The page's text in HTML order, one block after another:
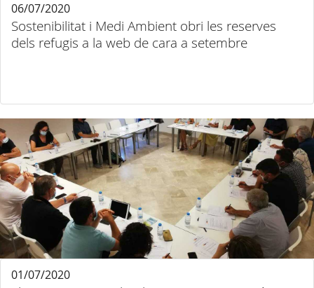
Sostenibilitat i Medi Ambient obri les reserves
dels refugis a la web de cara a setembre
06/07/2020
01/07/2020